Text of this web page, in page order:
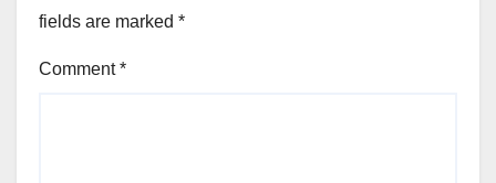
fields are marked *
Comment*